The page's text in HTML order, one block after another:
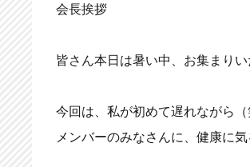
会長挨拶
皆さん本日は暑い中、お集まり
今回は、私が初めて遅れながら
メンバーのみなさんに、健康に